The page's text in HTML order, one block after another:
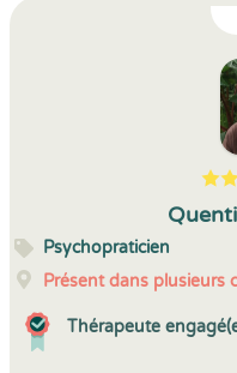
5
1
5
7
Psychopraticien
Présent dans plusieurs
Thérapeute